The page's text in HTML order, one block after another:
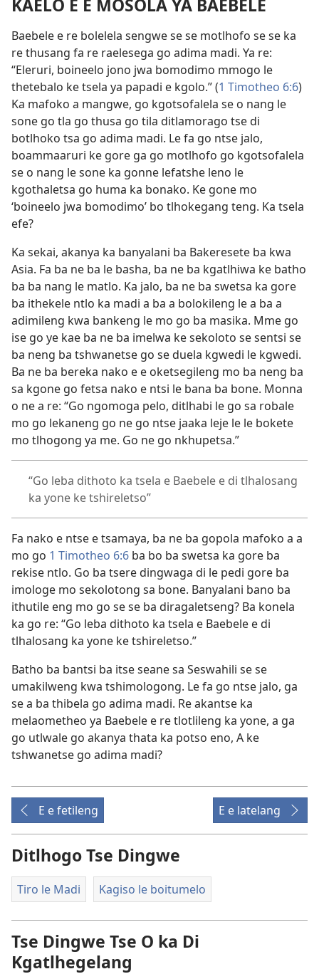
KAELO E E MOSOLA YA BAEBELE
Baebele e re bolelela sengwe se se motlhofo se se ka
re thusang fa re raelesega go adima madi. Ya re:
“Eleruri, boineelo jono jwa bomodimo mmogo le
thetebalo ke tsela ya papadi e kgolo.” (1 Timotheo 6:6)
Ka mafoko a mangwe, go kgotsofalela se o nang le
sone go tla go thusa go tila ditlamorago tse di
botlhoko tsa go adima madi. Le fa go ntse jalo,
boammaaruri ke gore ga go motlhofo go kgotsofalela
se o nang le sone ka gonne lefatshe leno le
kgothaletsa go huma ka bonako. Ke gone mo
‘boineelo jwa bomodimo’ bo tlhokegang teng. Ka tsela
efe?
Ka sekai, akanya ka banyalani ba Bakeresete ba kwa
Asia. Fa ba ne ba le basha, ba ne ba kgatlhiwa ke batho
ba ba nang le matlo. Ka jalo, ba ne ba swetsa ka gore
ba ithekele ntlo ka madi a ba a bolokileng le a ba a
adimileng kwa bankeng le mo go ba masika. Mme go
ise go ye kae ba ne ba imelwa ke sekoloto se sentsi se
ba neng ba tshwanetse go se duela kgwedi le kgwedi.
Ba ne ba bereka nako e e oketsegileng mo ba neng ba
sa kgone go fetsa nako e ntsi le bana ba bone. Monna
o ne a re: “Go ngomoga pelo, ditlhabi le go sa robale
mo go lekaneng go ne go ntse jaaka leje le le bokete
mo tlhogong ya me. Go ne go nkhupetsa.”
“Go leba dithoto ka tsela e Baebele e di tlhalosang
ka yone ke tshireletso”
Fa nako e ntse e tsamaya, ba ne ba gopola mafoko a a
mo go 1 Timotheo 6:6 ba bo ba swetsa ka gore ba
rekise ntlo. Go ba tsere dingwaga di le pedi gore ba
imologe mo sekolotong sa bone. Banyalani bano ba
ithutile eng mo go se se ba diragaletseng? Ba konela
ka go re: “Go leba dithoto ka tsela e Baebele e di
tlhalosang ka yone ke tshireletso.”
Batho ba bantsi ba itse seane sa Seswahili se se
umakilweng kwa tshimologong. Le fa go ntse jalo, ga
se a ba thibela go adima madi. Re akantse ka
melaometheo ya Baebele e re tlotlileng ka yone, a ga
go utlwale go akanya thata ka potso eno, A ke
tshwanetse go adima madi?
E e fetileng E e latelang
Ditlhogo Tse Dingwe
Tiro le Madi Kagiso le boitumelo
Tse Dingwe Tse O ka Di
Kgatlhegelang